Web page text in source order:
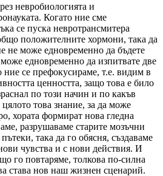
невробиологията и
Когато ние сме
се пуска невротрансмитера
положителните хормони, така да
не може едновременно да бъдете
едновременно да изпитвате две
се префокусираме, т.е. видим в
ценността, защо това е било
по този начин и по какъв
това знание, за да може
хората формират нова гледна
разрушаваме старите мозъчни
така да го обясня, създаваме
чувства и с нови действия. И
го повтаряме, толкова по-силна
става нов наш жизнен сценарий.